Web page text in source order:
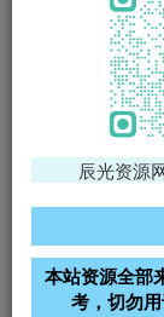
VIP特权介
免费领支
阿里云2核
年
辰光资源
本站资源全部
考，切勿